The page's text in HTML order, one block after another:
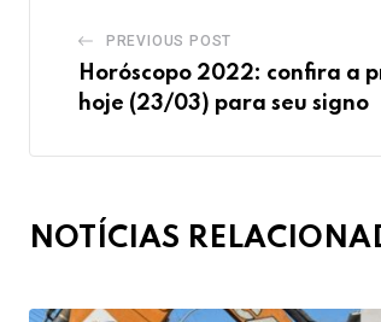
PREVIOUS POST
Horóscopo 2022: confira a
hoje (23/03) para seu signo
NOTÍCIAS